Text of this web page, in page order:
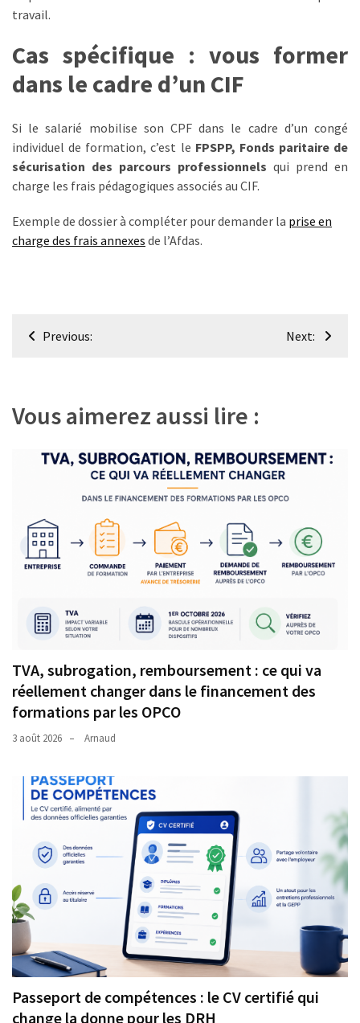
(28)
travail.
Cas spécifique : vous former
dans le cadre d’un CIF
Si le salarié mobilise son CPF dans le cadre d’un congé
individuel de formation, c’est le FPSPP, Fonds paritaire de
sécurisation des parcours professionnels qui prend en
charge les frais pédagogiques associés au CIF.
Exemple de dossier à compléter pour demander la prise en
charge des frais annexes de l’Afdas.
Navigation
Previous: Next:
Vous aimerez aussi lire :
TVA, subrogation, remboursement : ce qui va
réellement changer dans le financement des
formations par les OPCO
3 août 2026 Arnaud
Passeport de compétences : le CV certifié qui
change la donne pour les DRH